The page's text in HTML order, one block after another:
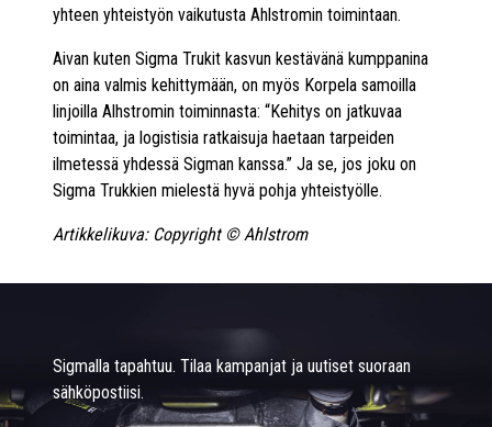
yhteen yhteistyön vaikutusta Ahlstromin toimintaan.
Aivan kuten Sigma Trukit kasvun kestävänä kumppanina
on aina valmis kehittymään, on myös Korpela samoilla
linjoilla Alhstromin toiminnasta: “Kehitys on jatkuvaa
toimintaa, ja logistisia ratkaisuja haetaan tarpeiden
ilmetessä yhdessä Sigman kanssa.” Ja se, jos joku on
Sigma Trukkien mielestä hyvä pohja yhteistyölle.
Artikkelikuva: Copyright © Ahlstrom
Sigmalla tapahtuu. Tilaa kampanjat ja uutiset suoraan
sähköpostiisi.